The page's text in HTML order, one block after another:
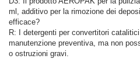
ml, additivo per la rimozione dei
efficace?
R: I detergenti per convertitori
manutenzione preventiva, ma non
o ostruzioni gravi.